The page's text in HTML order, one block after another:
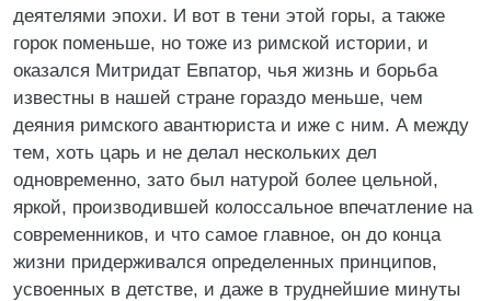
деятелями эпохи. И вот в тени этой горы, а также
горок поменьше, но тоже из римской истории, и
оказался Митридат Евпатор, чья жизнь и борьба
известны в нашей стране гораздо меньше, чем
деяния римского авантюриста и иже с ним. А между
тем, хоть царь и не делал нескольких дел
одновременно, зато был натурой более цельной,
яркой, производившей колоссальное впечатление на
современников, и что самое главное, он до конца
жизни придерживался определенных принципов,
усвоенных в детстве, и даже в труднейшие минуты